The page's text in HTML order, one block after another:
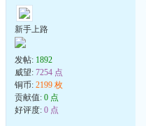
新手上路
发帖: 1892
威望: 7254 点
铜币: 2199 枚
贡献值: 0 点
好评度: 0 点